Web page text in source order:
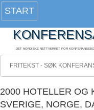
START
DET NORDISKE NETTVERKET FOR
2000 HOTELLER OG
SVERIGE, NORGE,